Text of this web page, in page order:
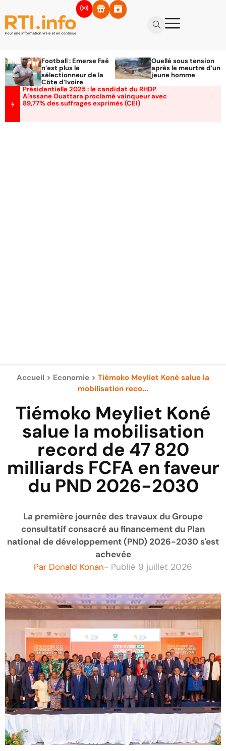
Football : Emerse Faé
n’est plus le
sélectionneur de la
Côte d’Ivoire
Ouellé sous tension
après le meurtre d’un
jeune homme
Présidentielle 2025 : le candidat du RHDP
Alassane Ouattara proclamé vainqueur avec
89,77% des suffrages exprimés (CEI)
Accueil > Economie > Tiémoko Meyliet Koné salue la
mobilisation reco...
Tiémoko Meyliet Koné
salue la mobilisation
record de 47 820
milliards FCFA en faveur
du PND 2026-2030
La première journée des travaux du Groupe
consultatif consacré au financement du Plan
national de développement (PND) 2026-2030 s'est
achevée
Par Donald Konan- Publié 9 juillet 2026